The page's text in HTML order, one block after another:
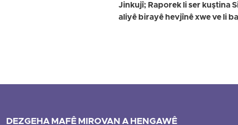
Jinkujî; Raporek li ser kuştina
aliyê birayê hevjînê xwe ve li
DEZGEHA MAFÊ MIROVAN A HENGAWÊ